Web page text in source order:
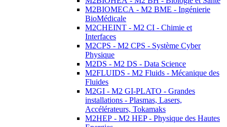
M2BIOMECA - M2 BME - Ingénierie
BioMédicale
M2CHEINT - M2 CI - Chimie et
Interfaces
M2CPS - M2 CPS - Système Cyber
Physique
M2DS - M2 DS - Data Science
M2FLUIDS - M2 Fluids - Mécanique des
Fluides
M2GI - M2 GI-PLATO - Grandes
installations - Plasmas, Lasers,
Accélérateurs, Tokamaks
M2HEP - M2 HEP - Physique des Hautes